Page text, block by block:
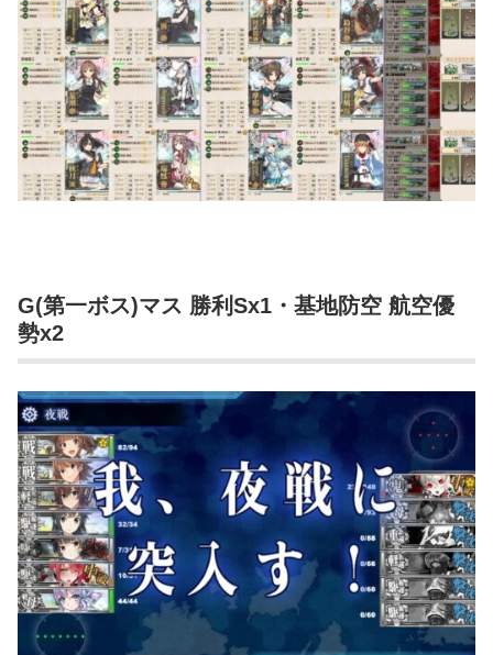
G(第一ボス)マス 勝利Sx1・基地防空 航空優
勢x2